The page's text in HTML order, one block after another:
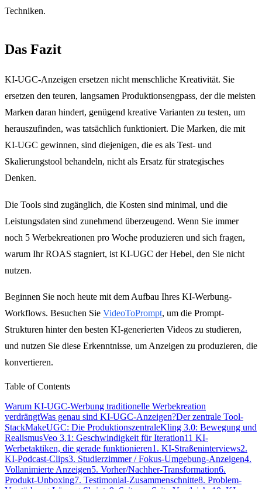
Techniken.
Das Fazit
KI-UGC-Anzeigen ersetzen nicht menschliche Kreativität. Sie
ersetzen den teuren, langsamen Produktionsengpass, der die meisten
Marken daran hindert, genügend kreative Varianten zu testen, um
herauszufinden, was tatsächlich funktioniert. Die Marken, die mit
KI-UGC gewinnen, sind diejenigen, die es als Test- und
Skalierungstool behandeln, nicht als Ersatz für strategisches
Denken.
Die Tools sind zugänglich, die Kosten sind minimal, und die
Leistungsdaten sind zunehmend überzeugend. Wenn Sie immer
noch 5 Werbekreationen pro Woche produzieren und sich fragen,
warum Ihr ROAS stagniert, ist KI-UGC der Hebel, den Sie nicht
nutzen.
Beginnen Sie noch heute mit dem Aufbau Ihres KI-Werbung-
Workflows. Besuchen Sie VideoToPrompt, um die Prompt-
Strukturen hinter den besten KI-generierten Videos zu studieren,
und nutzen Sie diese Erkenntnisse, um Anzeigen zu produzieren, die
konvertieren.
Table of Contents
Warum KI-UGC-Werbung traditionelle Werbekreation
verdrängtWas genau sind KI-UGC-Anzeigen?Der zentrale Tool-
StackMakeUGC: Die ProduktionszentraleKling 3.0: Bewegung und
RealismusVeo 3.1: Geschwindigkeit für Iteration11 KI-
Werbetaktiken, die gerade funktionieren1. KI-Straßeninterviews2.
KI-Podcast-Clips3. Studierzimmer / Fokus-Umgebung-Anzeigen4.
Vollanimierte Anzeigen5. Vorher/Nachher-Transformation6.
Produkt-Unboxing7. Testimonial-Zusammenschnitte8. Problem-